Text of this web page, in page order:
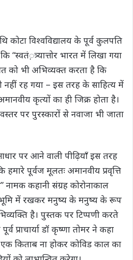
कोटा विश्वविद्यालय के पूर्व कुलपति
“स्वतं़त्र्यात्तोर भारत में लिखा गया
को भी अभिव्यक्त करता है कि
नहीं रह गया – इस तरह के साहित्य में
कृत्यों का ही जिक्र होता है।
पर पुरस्कारों से नवाजा भी जाता
पर आने वाली पीढ़ियाँ इस तरह
पूर्वज मूलतः अमानवीय प्रवृत्ति
नामक कहानी संग्रह कोरोनाकाल
में रखकर मनुष्य के मनुष्य के रूप
है। पुस्तक पर टिप्पणी करते
प्राचार्या डॉ कृष्णा तोमर ने कहा
किताब ना होकर कोविड काल का